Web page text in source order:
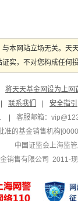
本网站立场无关。
实，不对您构成任
将天天基金网设为上网
联系我们
安全指引
客服邮箱：
准的基金销售机构
中国证监会上海监
销售有限公司 2011-